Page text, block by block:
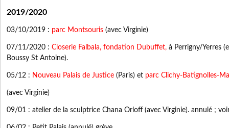
2019/2020
03/10/2019 : parc Montsouris (avec Virginie)
07/11/2020 : Closerie Falbala, fondation Dubuffet, à Perrigny/Yerres
Boussy St Antoine).
05/12 : Nouveau Palais de Justice (Paris) et parc Clichy-Batignolles-
(avec Virginie)
09/01 : atelier de la sculptrice Chana Orloff (avec Virginie). annulé ;